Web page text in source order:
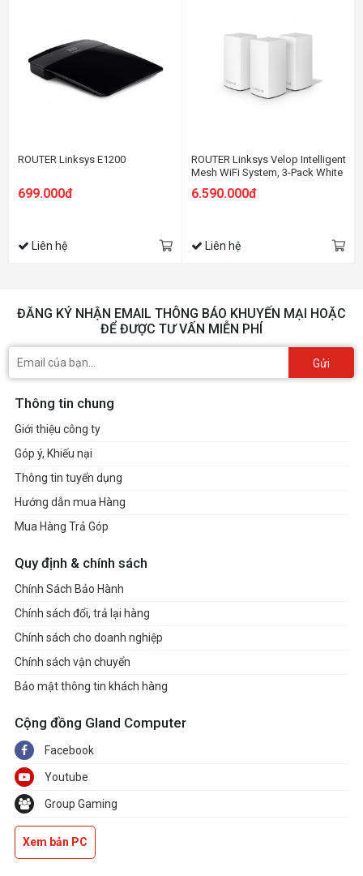
ROUTER Linksys E1200
699.000đ
Liên hệ
ROUTER Linksys Velop Intelligent
Mesh WiFi System, 3-Pack White
6.590.000đ
Liên hệ
ĐĂNG KÝ NHẬN EMAIL THÔNG BÁO KHUYẾN MẠI HOẶC
ĐỂ ĐƯỢC TƯ VẤN MIỄN PHÍ
Gửi
Thông tin chung
Giới thiệu công ty
Góp ý, Khiếu nại
Thông tin tuyển dụng
Hướng dẫn mua Hàng
Mua Hàng Trả Góp
Quy định & chính sách
Chính Sách Bảo Hành
Chính sách đổi, trả lại hàng
Chính sách cho doanh nghiệp
Chính sách vận chuyển
Bảo mật thông tin khách hàng
Cộng đồng Gland Computer
Facebook
Youtube
Group Gaming
Xem bản PC